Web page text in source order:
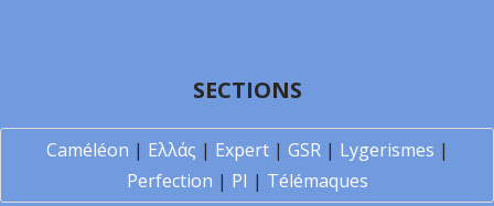
SECTIONS
Caméléon | Ελλάς | Expert| GSR| Lygerismes |
Perfection | PI | Télémaques